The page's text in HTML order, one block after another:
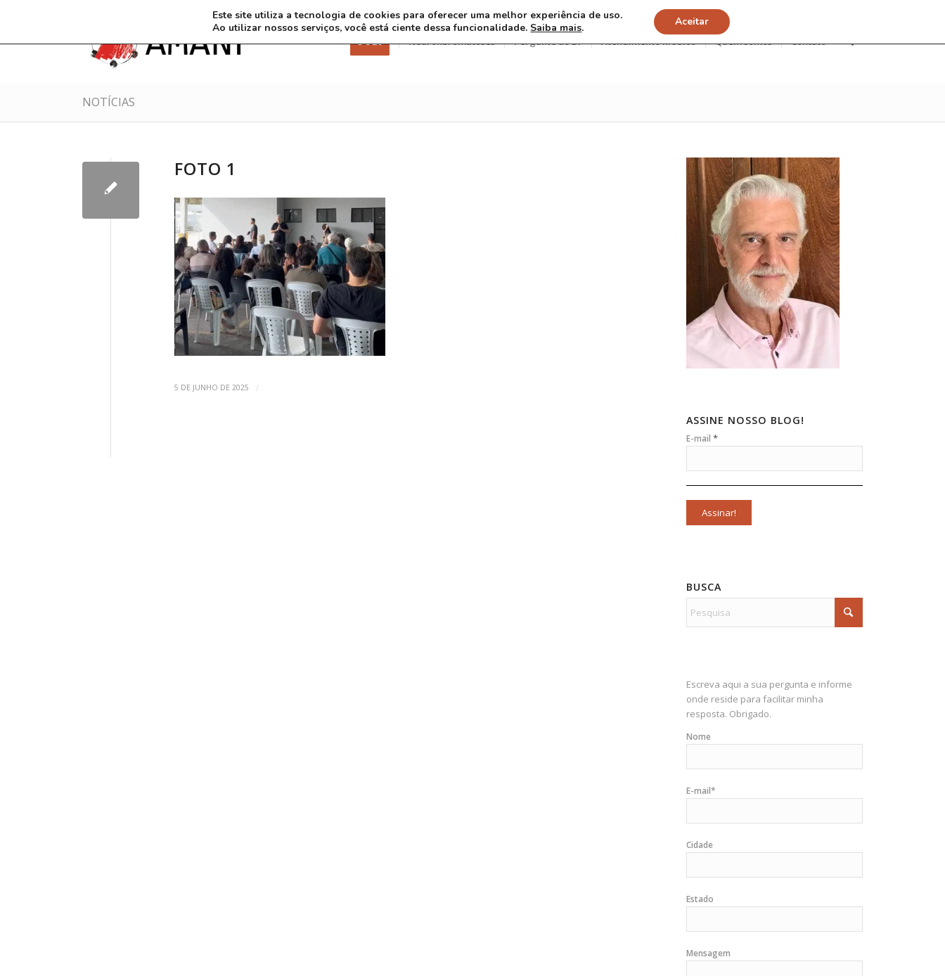
3 8 26 Neurofibromatoses Pergunte ao Dr Atendimento Médico Quem somos Contato
NOTÍCIAS
FOTO 1
5 DE JUNHO DE 2025 /
ASSINE NOSSO BLOG!
E-mail*
BUSCA
Escreva aqui a sua pergunta e informe
onde reside para facilitar minha
resposta. Obrigado.
Nome
E-mail*
Cidade
Estado
Mensagem
Este site utiliza a tecnologia de cookies para oferecer uma melhor experiência de uso.
Ao utilizar nossos serviços, você está ciente dessa funcionalidade. Saiba mais. Aceitar